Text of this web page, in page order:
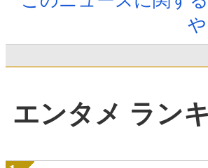
エンタメ ラン